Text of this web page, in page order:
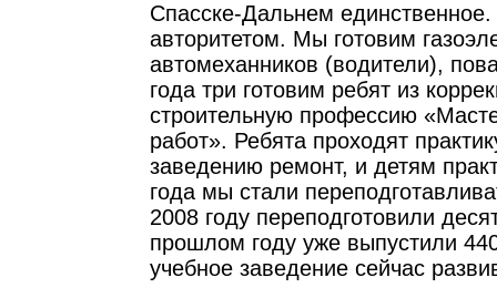
Спасске-Дальнем единственное.
авторитетом. Мы готовим
автомеханников (водители),
года три готовим ребят из
строительную профессию
работ». Ребята проходят
заведению ремонт, и детям
года мы стали
2008 году переподготовили
прошлом году уже выпустили
учебное заведение сейчас